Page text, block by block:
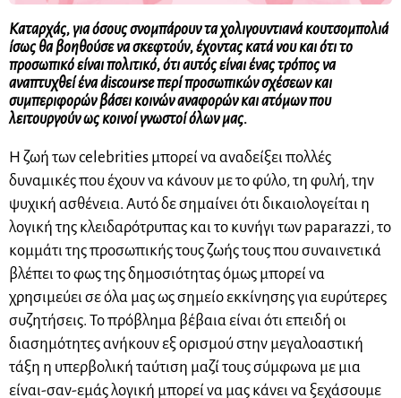
Καταρχάς, για όσους σνομπάρουν τα χολιγουντιανά κουτσομπολιά
ίσως θα βοηθούσε να σκεφτούν, έχοντας κατά νου και ότι το
προσωπικό είναι πολιτικό, ότι αυτός είναι ένας τρόπος να
αναπτυχθεί ένα discourse περί προσωπικών σχέσεων και
συμπεριφορών βάσει κοινών αναφορών και ατόμων που
λειτουργούν ως κοινοί γνωστοί όλων μας.
Η ζωή των celebrities μπορεί να αναδείξει πολλές
δυναμικές που έχουν να κάνουν με το φύλο, τη φυλή, την
ψυχική ασθένεια. Αυτό δε σημαίνει ότι δικαιολογείται η
λογική της κλειδαρότρυπας και το κυνήγι των paparazzi, το
κομμάτι της προσωπικής τους ζωής τους που συναινετικά
βλέπει το φως της δημοσιότητας όμως μπορεί να
χρησιμεύει σε όλα μας ως σημείο εκκίνησης για ευρύτερες
συζητήσεις. Το πρόβλημα βέβαια είναι ότι επειδή οι
διασημότητες ανήκουν εξ ορισμού στην μεγαλοαστική
τάξη η υπερβολική ταύτιση μαζί τους σύμφωνα με μια
είναι-σαν-εμάς λογική μπορεί να μας κάνει να ξεχάσουμε